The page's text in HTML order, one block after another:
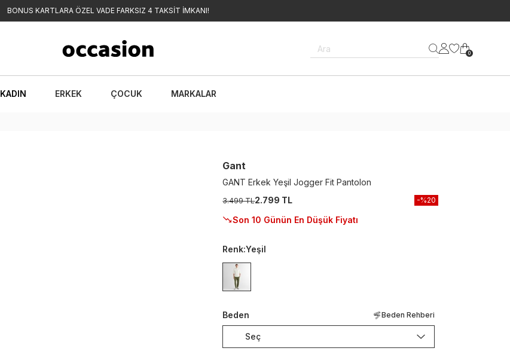
BONUS KARTLARA ÖZEL VADE FARKSIZ 4 TAKSİT İMKANI!
Ara 0
KADIN ERKEK ÇOCUK MARKALAR
Gant
GANT Erkek Yeşil Jogger Fit Pantolon
3.499 TL2.799 TL -%20
Son 10 Günün En Düşük Fiyatı
Renk:Yeşil
Beden Beden Rehberi
Seç